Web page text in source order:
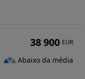
38 900 EUR
Abaixo da média